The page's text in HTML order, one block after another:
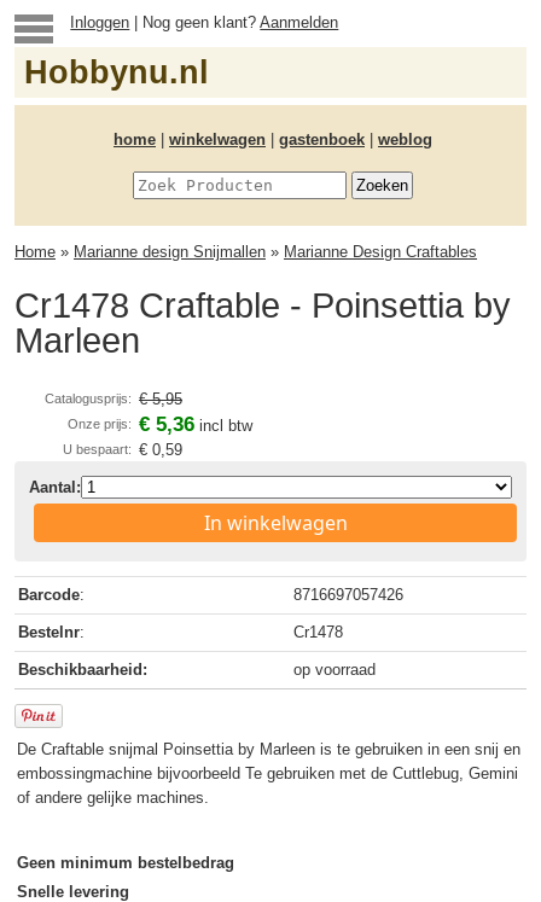
Inloggen | Nog geen klant?Aanmelden
Hobbynu.nl
home winkelwagen gastenboek weblog
Home » Marianne design Snijmallen » Marianne Design Craftables
Cr1478 Craftable - Poinsettia by
Marleen
Catalogusprijs: € 5,95
Onze prijs: € 5,36 incl btw
U bespaart: € 0,59
Aantal:
In winkelwagen
Barcode: 8716697057426
Bestelnr: Cr1478
Beschikbaarheid: op voorraad
De Craftable snijmal Poinsettia by Marleen is te gebruiken in een snij en
embossingmachine bijvoorbeeld Te gebruiken met de Cuttlebug, Gemini
of andere gelijke machines.
Geen minimum bestelbedrag
Snelle levering